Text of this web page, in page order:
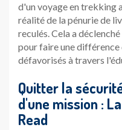
d'un voyage en trekking
réalité de la pénurie de
reculés. Cela a
pour faire une différence
défavorisés à travers
Quitter la
d'une mission :
Read